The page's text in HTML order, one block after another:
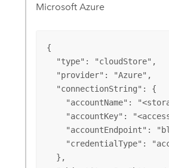
Microsoft Azure
{
  "type": "cloudStore",
  "provider": "Azure",
  "connectionString": {
"accountName":
"accountKey":
"accountEndpoint":
"credentialType":
  },